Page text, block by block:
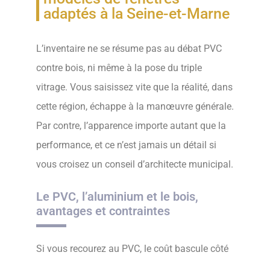
adaptés à la Seine-et-Marne
L’inventaire ne se résume pas au débat PVC
contre bois, ni même à la pose du triple
vitrage. Vous saisissez vite que la réalité, dans
cette région, échappe à la manœuvre générale.
Par contre, l’apparence importe autant que la
performance, et ce n’est jamais un détail si
vous croisez un conseil d’architecte municipal.
Le PVC, l’aluminium et le bois,
avantages et contraintes
Si vous recourez au PVC, le coût bascule côté